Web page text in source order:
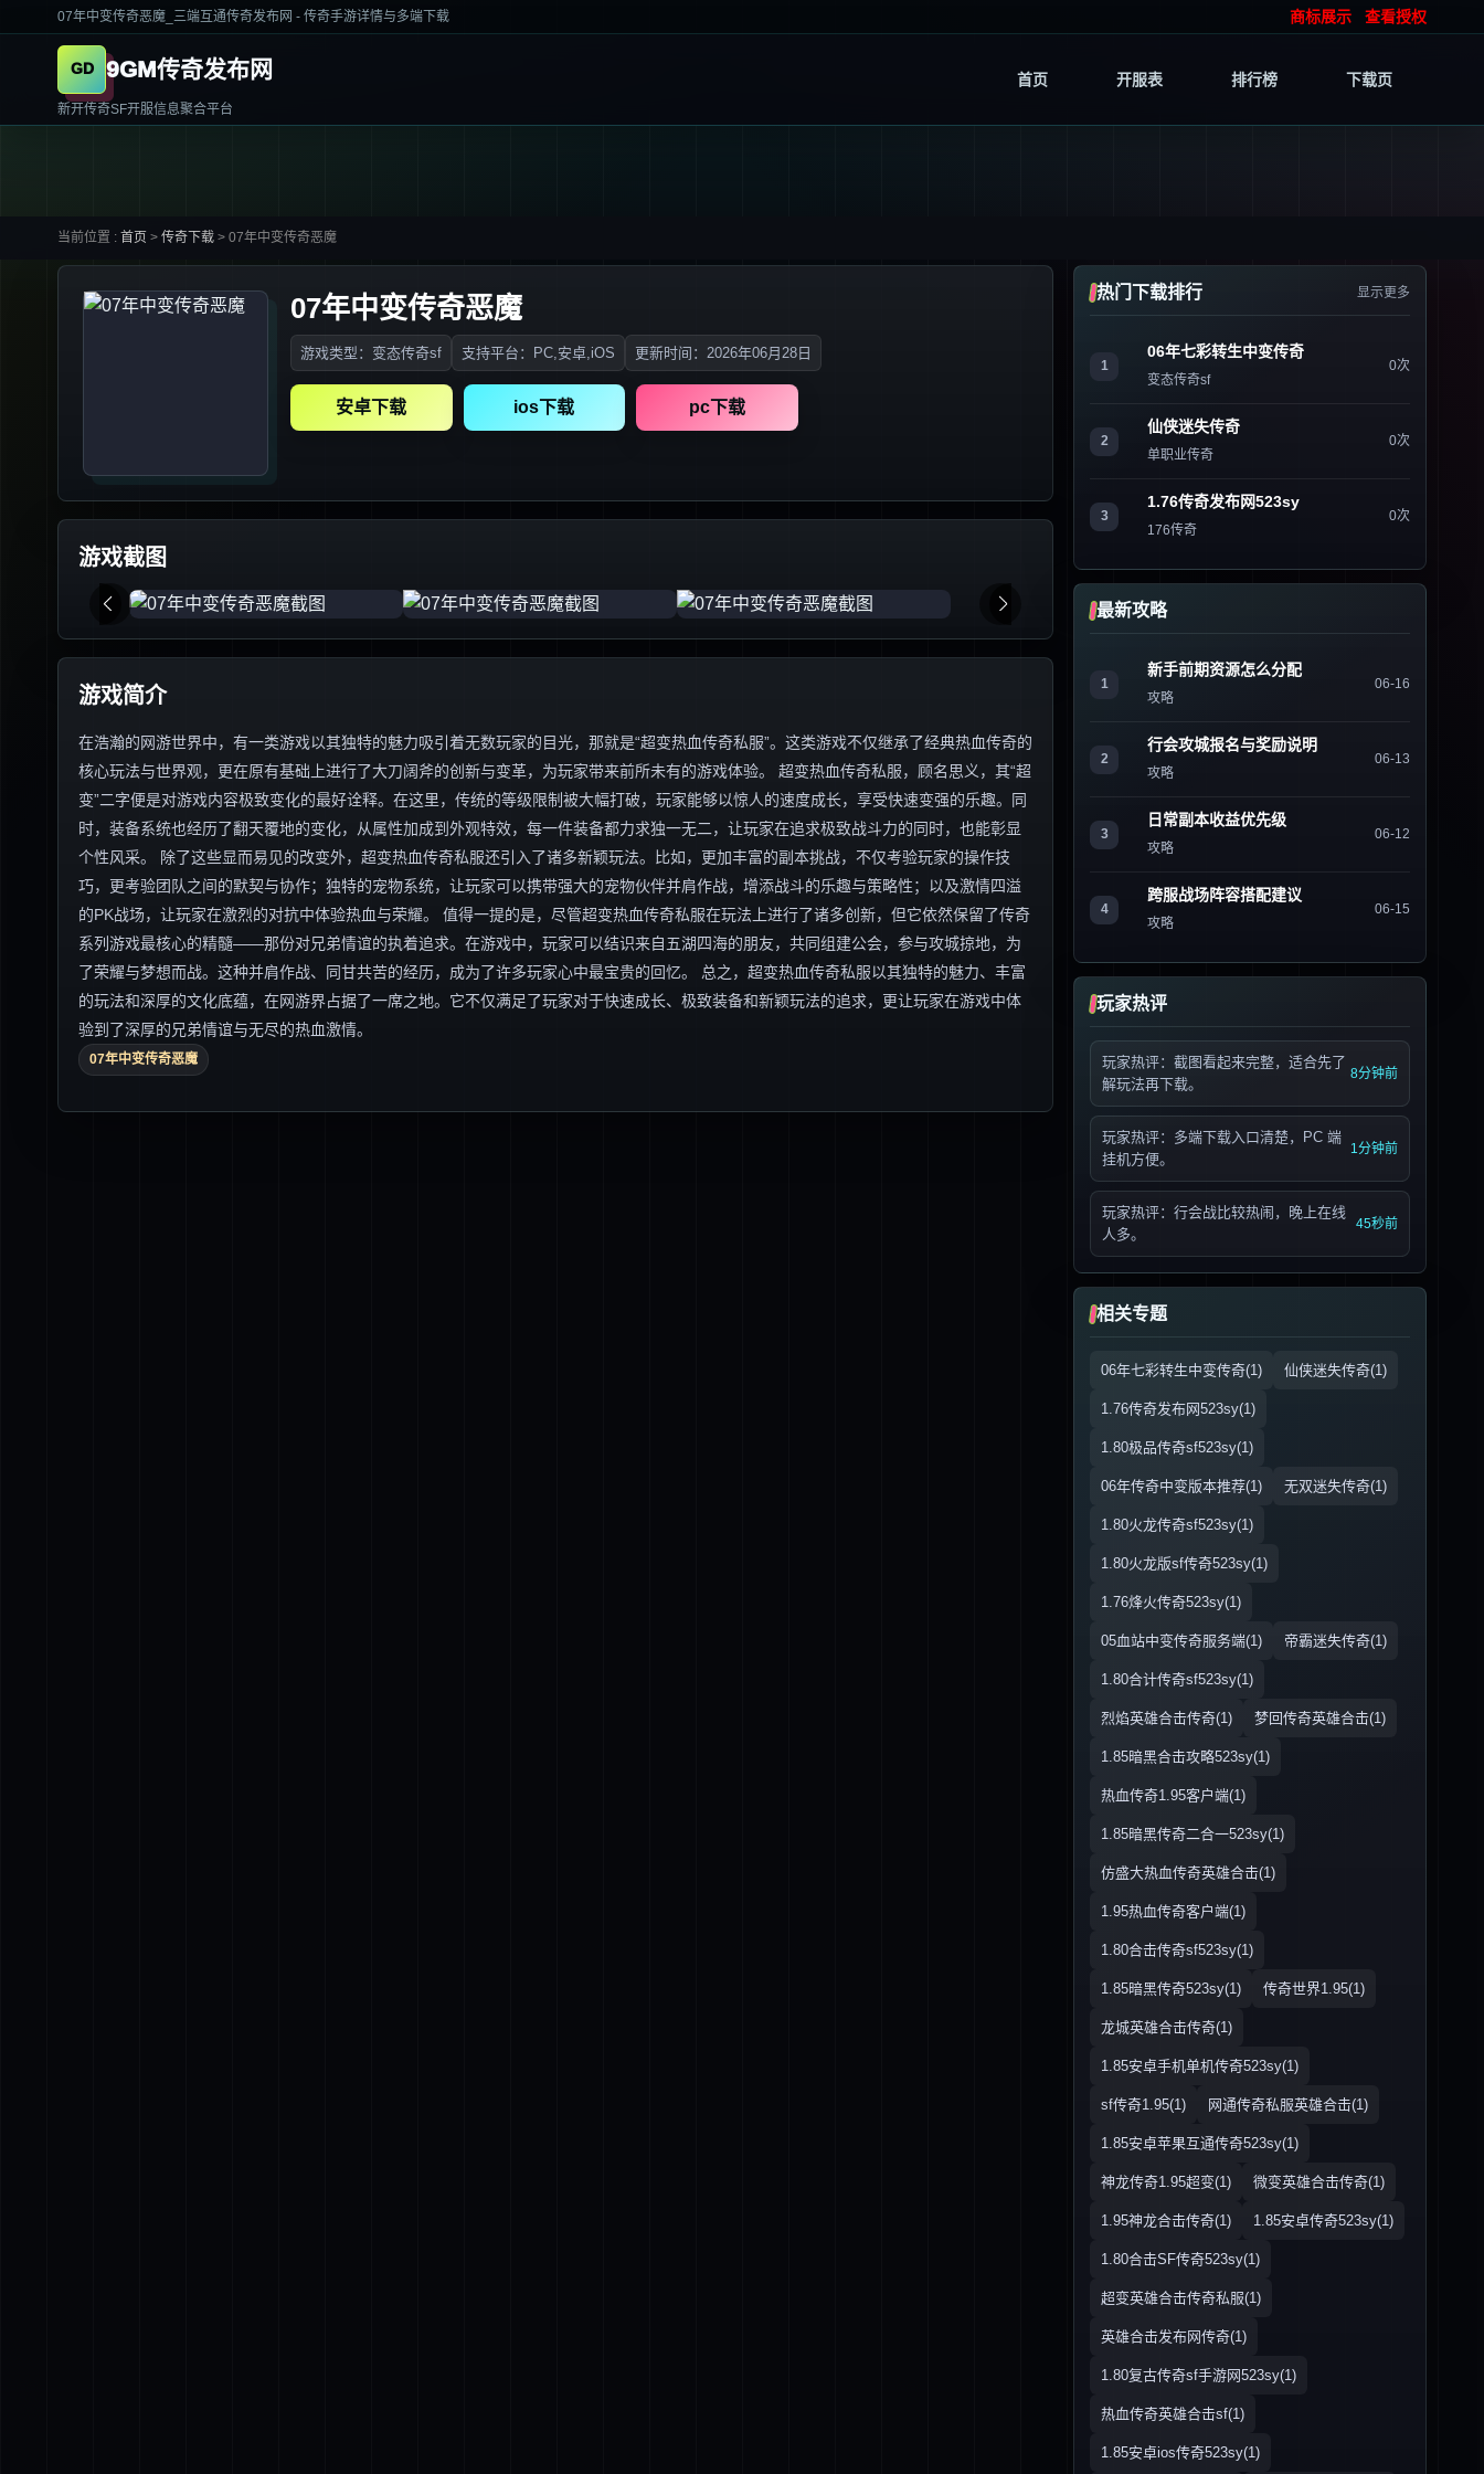
07年中变传奇恶魔_三端互通传奇发布网 - 传奇手游详情与多端下载 商标展示 查看授权
9GM传奇发布网
新开传奇SF开服信息聚合平台
首页 开服表 排行榜 下载页
当前位置 : 首页 > 传奇下载 > 07年中变传奇恶魔
07年中变传奇恶魔
游戏类型：变态传奇sf 支持平台：PC,安卓,iOS 更新时间：2026年06月28日
安卓下载 ios下载 pc下载
游戏截图
游戏简介
在浩瀚的网游世界中，有一类游戏以其独特的魅力吸引着无数玩家的目光，那就是“超变热血传奇私服”。这类游戏不仅继承了经典热血传奇的
核心玩法与世界观，更在原有基础上进行了大刀阔斧的创新与变革，为玩家带来前所未有的游戏体验。 超变热血传奇私服，顾名思义，其“超
变”二字便是对游戏内容极致变化的最好诠释。在这里，传统的等级限制被大幅打破，玩家能够以惊人的速度成长，享受快速变强的乐趣。同
时，装备系统也经历了翻天覆地的变化，从属性加成到外观特效，每一件装备都力求独一无二，让玩家在追求极致战斗力的同时，也能彰显
个性风采。 除了这些显而易见的改变外，超变热血传奇私服还引入了诸多新颖玩法。比如，更加丰富的副本挑战，不仅考验玩家的操作技
巧，更考验团队之间的默契与协作；独特的宠物系统，让玩家可以携带强大的宠物伙伴并肩作战，增添战斗的乐趣与策略性；以及激情四溢
的PK战场，让玩家在激烈的对抗中体验热血与荣耀。 值得一提的是，尽管超变热血传奇私服在玩法上进行了诸多创新，但它依然保留了传奇
系列游戏最核心的精髓——那份对兄弟情谊的执着追求。在游戏中，玩家可以结识来自五湖四海的朋友，共同组建公会，参与攻城掠地，为
了荣耀与梦想而战。这种并肩作战、同甘共苦的经历，成为了许多玩家心中最宝贵的回忆。 总之，超变热血传奇私服以其独特的魅力、丰富
的玩法和深厚的文化底蕴，在网游界占据了一席之地。它不仅满足了玩家对于快速成长、极致装备和新颖玩法的追求，更让玩家在游戏中体
验到了深厚的兄弟情谊与无尽的热血激情。
07年中变传奇恶魔
热门下载排行 显示更多
1
06年七彩转生中变传奇
变态传奇sf
0次
2
仙侠迷失传奇
单职业传奇
0次
3
1.76传奇发布网523sy
176传奇
0次
最新攻略
1
新手前期资源怎么分配
攻略
06-16
2
行会攻城报名与奖励说明
攻略
06-13
3
日常副本收益优先级
攻略
06-12
4
跨服战场阵容搭配建议
攻略
06-15
玩家热评
玩家热评：截图看起来完整，适合先了
解玩法再下载。
8分钟前
玩家热评：多端下载入口清楚，PC 端
挂机方便。
1分钟前
玩家热评：行会战比较热闹，晚上在线
人多。
45秒前
相关专题
06年七彩转生中变传奇(1) 仙侠迷失传奇(1)
1.76传奇发布网523sy(1)
1.80极品传奇sf523sy(1)
06年传奇中变版本推荐(1) 无双迷失传奇(1)
1.80火龙传奇sf523sy(1)
1.80火龙版sf传奇523sy(1)
1.76烽火传奇523sy(1)
05血站中变传奇服务端(1) 帝霸迷失传奇(1)
1.80合计传奇sf523sy(1)
烈焰英雄合击传奇(1) 梦回传奇英雄合击(1)
1.85暗黑合击攻略523sy(1)
热血传奇1.95客户端(1)
1.85暗黑传奇二合一523sy(1)
仿盛大热血传奇英雄合击(1)
1.95热血传奇客户端(1)
1.80合击传奇sf523sy(1)
1.85暗黑传奇523sy(1) 传奇世界1.95(1)
龙城英雄合击传奇(1)
1.85安卓手机单机传奇523sy(1)
sf传奇1.95(1) 网通传奇私服英雄合击(1)
1.85安卓苹果互通传奇523sy(1)
神龙传奇1.95超变(1) 微变英雄合击传奇(1)
1.95神龙合击传奇(1) 1.85安卓传奇523sy(1)
1.80合击SF传奇523sy(1)
超变英雄合击传奇私服(1)
英雄合击发布网传奇(1)
1.80复古传奇sf手游网523sy(1)
热血传奇英雄合击sf(1)
1.85安卓ios传奇523sy(1)